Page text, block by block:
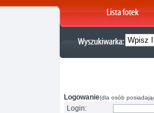
Logowanie(dla osób
Login: